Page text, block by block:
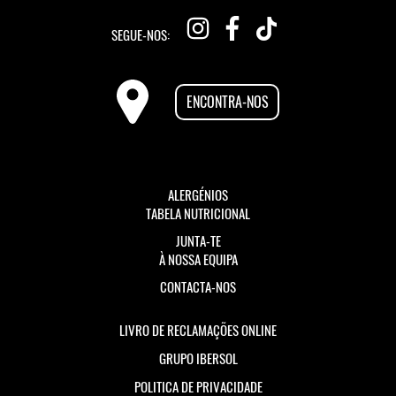
ENCONTRA-NOS
SEGUE-NOS:
ALERGÉNIOS
TABELA NUTRICIONAL
JUNTA-TE
À NOSSA EQUIPA
CONTACTA-NOS
LIVRO DE RECLAMAÇÕES ONLINE
GRUPO IBERSOL
POLITICA DE PRIVACIDADE